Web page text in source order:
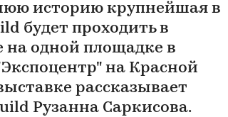
историю крупнейшая в
будет проходить в
на одной площадке в
на Красной
рассказывает
Рузанна Саркисова.